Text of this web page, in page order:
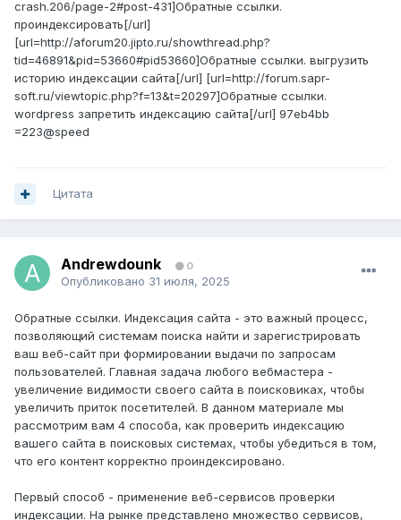
crash.206/page-2#post-431]Обратные ссылки.
проиндексировать[/url]
[url=http://aforum20.jipto.ru/showthread.php?
tid=46891&pid=53660#pid53660]Обратные ссылки. выгрузить
историю индексации сайта[/url] [url=http://forum.sapr-
soft.ru/viewtopic.php?f=13&t=20297]Обратные ссылки.
wordpress запретить индексацию сайта[/url] 97eb4bb
=223@speed
Цитата
Andrewdounk 0
Опубликовано 31 июля, 2025
Обратные ссылки. Индексация сайта - это важный процесс,
позволяющий системам поиска найти и зарегистрировать
ваш веб-сайт при формировании выдачи по запросам
пользователей. Главная задача любого вебмастера -
увеличение видимости своего сайта в поисковиках, чтобы
увеличить приток посетителей. В данном материале мы
рассмотрим вам 4 способа, как проверить индексацию
вашего сайта в поисковых системах, чтобы убедиться в том,
что его контент корректно проиндексировано.
Первый способ - применение веб-сервисов проверки
индексации. На рынке представлено множество сервисов,